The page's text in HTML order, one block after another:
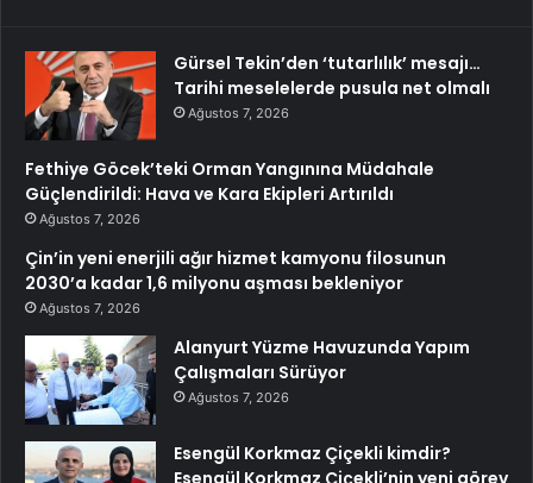
Gürsel Tekin’den ‘tutarlılık’ mesajı…
Tarihi meselelerde pusula net olmalı
Ağustos 7, 2026
Fethiye Göcek’teki Orman Yangınına Müdahale
Güçlendirildi: Hava ve Kara Ekipleri Artırıldı
Ağustos 7, 2026
Çin’in yeni enerjili ağır hizmet kamyonu filosunun
2030’a kadar 1,6 milyonu aşması bekleniyor
Ağustos 7, 2026
Alanyurt Yüzme Havuzunda Yapım
Çalışmaları Sürüyor
Ağustos 7, 2026
Esengül Korkmaz Çiçekli kimdir?